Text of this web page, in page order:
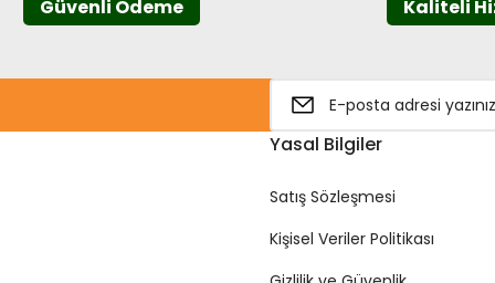
Güvenli Ödeme Kaliteli
Yasal Bilgiler
Satış Sözleşmesi
Kişisel Veriler Politikası